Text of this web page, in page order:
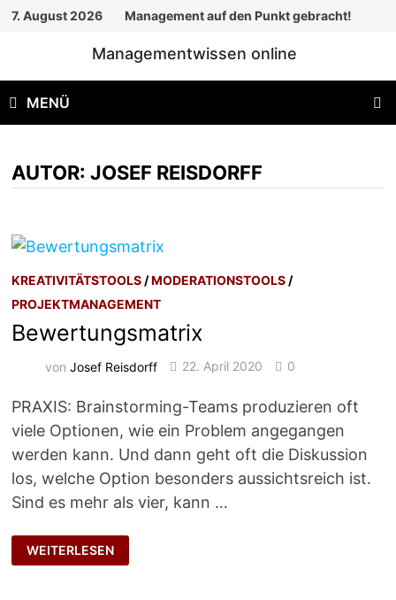
Zum
7. August 2026 Management auf den Punkt gebracht!
Managementwissen online
MENÜ
AUTOR:JOSEF REISDORFF
KREATIVITÄTSTOOLS /MODERATIONSTOOLS /
PROJEKTMANAGEMENT
Bewertungsmatrix
vonJosef Reisdorff 22. April 2020 0
PRAXIS: Brainstorming-Teams produzieren oft
viele Optionen, wie ein Problem angegangen
werden kann. Und dann geht oft die Diskussion
los, welche Option besonders aussichtsreich ist.
Sind es mehr als vier, kann …
BEWERTUNGSMATRIX
WEITERLESEN